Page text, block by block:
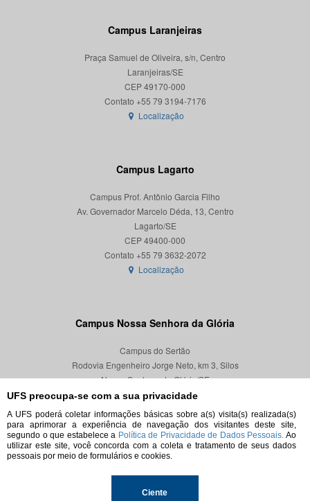
UFS preocupa-se com a sua privacidade
A UFS poderá coletar informações básicas sobre a(s) visita(s) realizada(s)
para aprimorar a experiência de navegação dos visitantes deste site,
segundo o que estabelece a Política de Privacidade de Dados Pessoais. Ao
utilizar este site, você concorda com a coleta e tratamento de seus dados
pessoais por meio de formulários e cookies.
Ciente
Campus Laranjeiras
Praça Samuel de Oliveira, s/n, Centro
Laranjeiras/SE
CEP 49170-000
Localização
Campus Lagarto
Campus Prof. Antônio Garcia Filho
Av. Governador Marcelo Déda, 13, Centro
Lagarto/SE
CEP 49400-000
Localização
Campus Nossa Senhora da Glória
Campus do Sertão
Rodovia Engenheiro Jorge Neto, km 3, Silos
Nossa Senhora da Glória/SE
CEP 49680-000
Localização
© 2026. Todos os direitos reservados.